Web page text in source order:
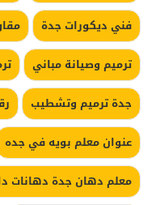
فني ديكورات جدة
ترميم وصيانة مباني
جدة ترميم وتشطيب
عنوان معلم بويه في جده
معلم دهان جدة دهانات